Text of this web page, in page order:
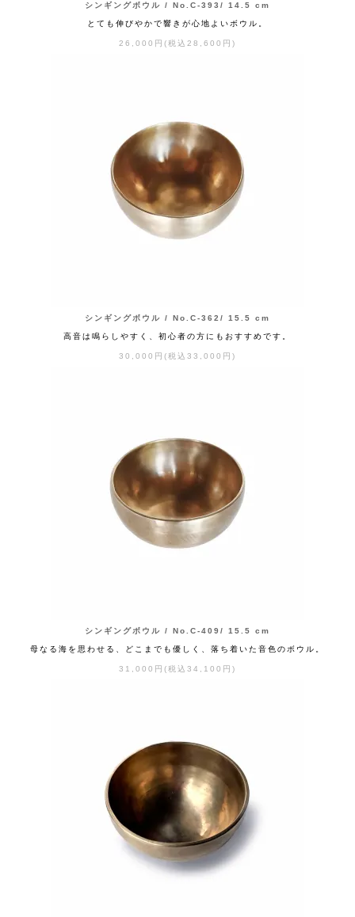
シンギングボウル / No.C-393/ 14.5 cm
とても伸びやかで響きが心地よいボウル。
26,000円(税込28,600円)
シンギングボウル / No.C-362/ 15.5 cm
高音は鳴らしやすく、初心者の方にもおすすめです。
30,000円(税込33,000円)
シンギングボウル / No.C-409/ 15.5 cm
母なる海を思わせる、どこまでも優しく、落ち着いた音色のボウル。
31,000円(税込34,100円)